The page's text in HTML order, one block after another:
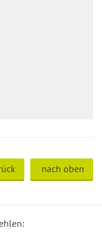
nach oben